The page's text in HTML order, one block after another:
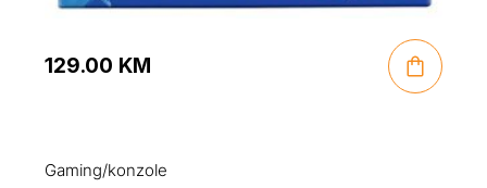
129.00 KM
Gaming/konzole